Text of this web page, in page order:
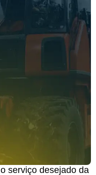
serviço desejado da